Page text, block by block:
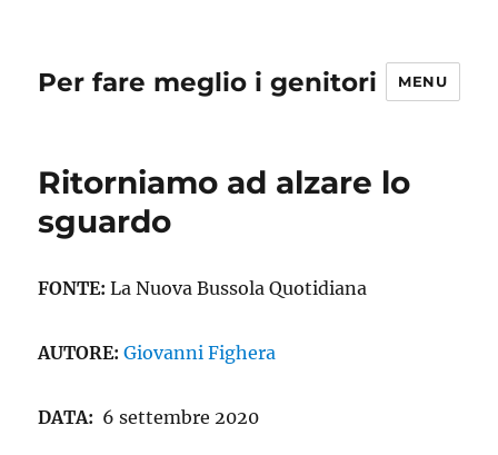
Per fare meglio i genitori MENU
Ritorniamo ad alzare lo
sguardo
FONTE: La Nuova Bussola Quotidiana
AUTORE:Giovanni Fighera
DATA: 6 settembre 2020